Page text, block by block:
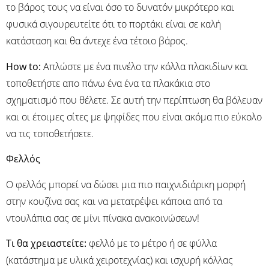
το βάρος τους να είναι όσο το δυνατόν μικρότερο και
φυσικά σιγουρευτείτε ότι το πορτάκι είναι σε καλή
κατάσταση και θα άντεχε ένα τέτοιο βάρος.
Ηow to: Απλώστε με ένα πινέλο την κόλλα πλακιδίων και
τοποθετήστε απο πάνω ένα ένα τα πλακάκια στο
σχηματισμό που θέλετε. Σε αυτή την περίπτωση θα βόλευαν
και οι έτοιμες σίτες με ψηφίδες που είναι ακόμα πιο εύκολο
να τις τοποθετήσετε.
Φελλός
O φελλός μπορεί να δώσει μια πιο παιχνιδιάρικη μορφή
στην κουζίνα σας και να μετατρέψει κάποια από τα
ντουλάπια σας σε μίνι πίνακα ανακοινώσεων!
Τι θα χρειαστείτε: φελλό με το μέτρο ή σε φύλλα
(κατάστημα με υλικά χειροτεχνίας) και ισχυρή κόλλας